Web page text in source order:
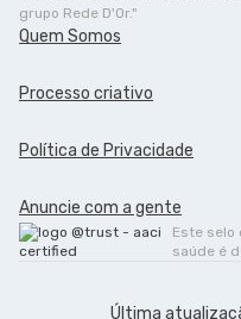
grupo Rede D'Or."
Quem Somos
Processo criativo
Política de Privacidade
Anuncie com a gente
Este selo
saúde é
Última